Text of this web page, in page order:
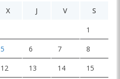
X J V S
1
5 6 7 8
12 13 14 15